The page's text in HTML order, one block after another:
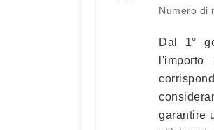
Numero di
Dal 1°
garantire